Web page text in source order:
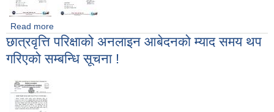
Read more
छात्रवृत्ति परिक्षाको अनलाइन आबेदनको म्याद समय थप
गरिएको सम्बन्धि सूचना !